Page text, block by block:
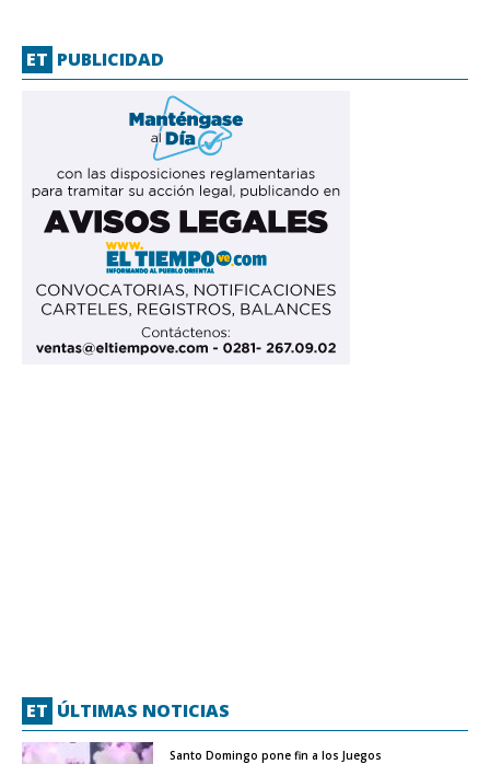
ET PUBLICIDAD
ET ÚLTIMAS NOTICIAS
Santo Domingo pone fin a los Juegos